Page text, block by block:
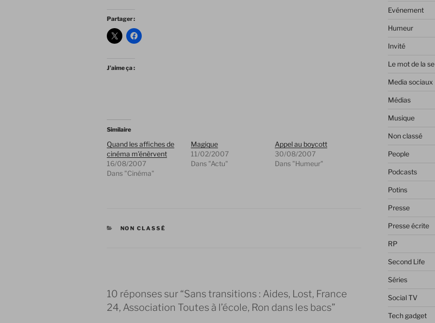
Partager :
J’aime ça :
Similaire
Quand les affiches de
cinéma m’énèrvent
16/08/2007
Dans "Cinéma"
Magique
11/02/2007
Dans "Actu"
Appel au boycott
30/08/2007
Dans "Humeur"
CATÉGORIES
NON CLASSÉ
10 réponses sur “Sans transitions : Aides, Lost, France
24, Association Toutes à l’école, Ron dans les bacs”
Evénement
Humeur
Invité
Le mot de la
Media sociaux
Médias
Musique
Non classé
People
Podcasts
Potins
Presse
Presse écrite
RP
Second Life
Séries
Social TV
Tech gadget